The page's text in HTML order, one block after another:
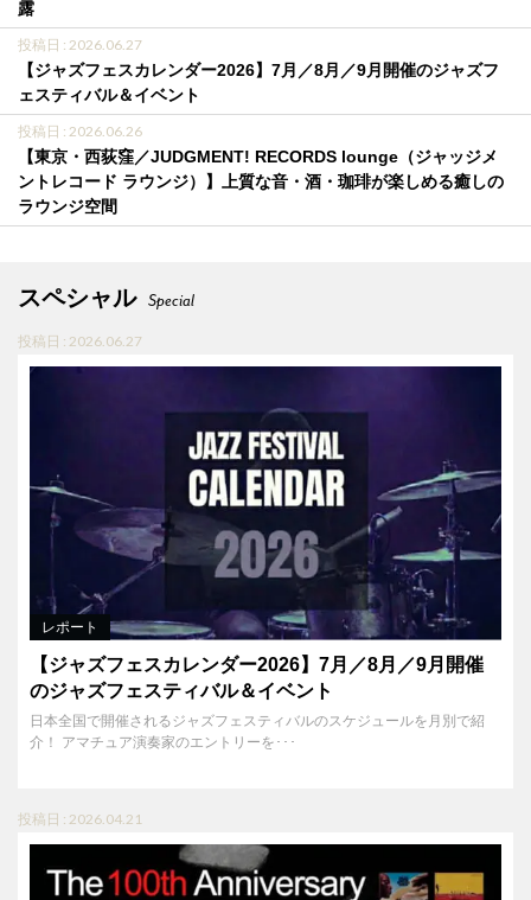
露
投稿日 : 2026.06.27
【ジャズフェスカレンダー2026】7月／8月／9月開催のジャズフ
ェスティバル＆イベント
投稿日 : 2026.06.26
【東京・西荻窪／JUDGMENT! RECORDS lounge（ジャッジメ
ントレコード ラウンジ）】上質な音・酒・珈琲が楽しめる癒しの
ラウンジ空間
スペシャル Special
投稿日 : 2026.06.27
レポート
【ジャズフェスカレンダー2026】7月／8月／9月開催
のジャズフェスティバル＆イベント
日本全国で開催されるジャズフェスティバルのスケジュールを月別で紹
介！ アマチュア演奏家のエントリーを･･･
投稿日 : 2026.04.21